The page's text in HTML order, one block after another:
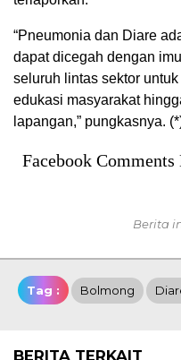
“Pneumonia dan Diare
dapat dicegah dengan
seluruh lintas sektor
edukasi masyarakat
lapangan,” pungkasnya.
Facebook Comments
Berita
Tag : Bolmong
BERITA TERKAIT